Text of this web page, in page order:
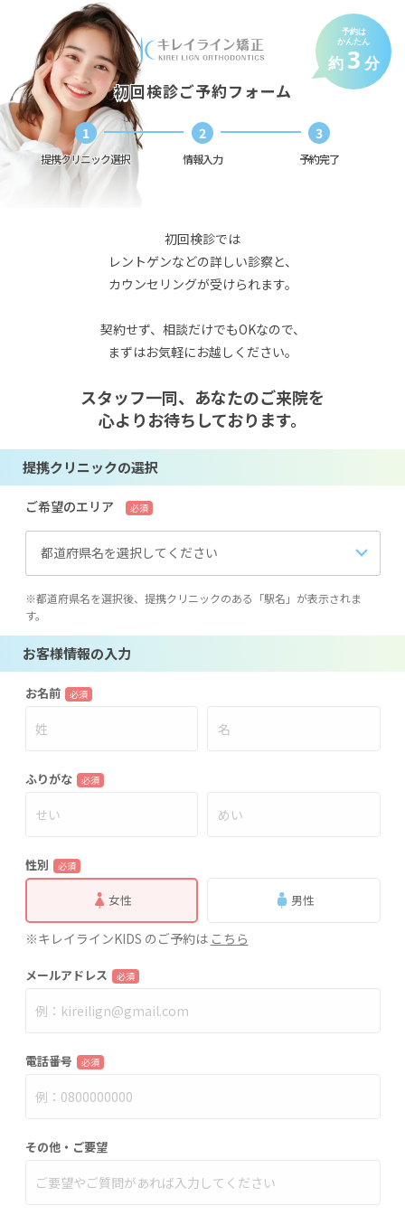
初回検診ご予約フォーム
予約は
かんたん
約 3 分
1
提携クリニック選択
提携クリニック選択
2
情報入力
情報入力
3
予約完了
予約完了
初回検診では
レントゲンなどの詳しい診察と、
カウンセリングが受けられます。
契約せず、相談だけでもOKなので、
まずはお気軽にお越しください。
スタッフ一同、あなたのご来院を
心よりお待ちしております。
提携クリニックの選択
ご希望のエリア 必須
都道府県名を選択してください
※都道府県名を選択後、提携クリニックのある「駅名」が表示されま
す。
お客様情報の入力
お名前 必須
ふりがな 必須
性別 必須
女性 男性
※キレイラインKIDS のご予約は こちら
メールアドレス 必須
電話番号 必須
その他・ご要望